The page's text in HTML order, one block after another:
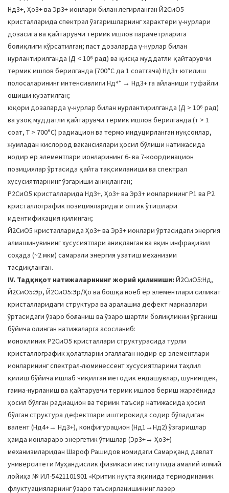
Нд3+, Ҳо3+ ва Эр3+ ионлари билан легирланган Й2СиО5
кристалларида спектрал ўзгаришларнинг характери γ-нурлари
дозасига ва қайтарувчи термик ишлов параметрларига
боғлиқлиги кўрсатилган; паст дозаларда γ-нурлар билан
нурлантирилганда (Д < 10⁶ рад) ва қисқа муддатли қайтарувчи
термик ишлов берилганда (700°C да 1 соатгача) Нд3+ ютилиш
полосаларининг интенсивлиги Нд⁴⁺ → Нд3+ га айланиши туфайли
ошиши кузатилган;
юқори дозаларда γ-нурлар билан нурлантирилганда (Д > 10⁶ рад)
ва узоқ муддатли қайтарувчи термик ишлов берилганда (т > 1
соат, Т > 700°C) радиацион ва термо индуцирланган нуқсонлар,
жумладан кислород вакансиялари ҳосил бўлиши натижасида
нодир ер элементлари ионларининг 6- ва 7-координацион
позициялар ўртасида қайта тақсимланиши ва спектрал
хусусиятларнинг ўзгариши аниқланган;
Р2СиО5 кристалларида Нд3+, Ҳо3+ ва Эр3+ ионларининг Р1 ва Р2
кристаллографик позицияларидаги оптик ўтишлари
идентификация қилинган;
Й2СиО5 кристалларида Ҳо3+ ва Эр3+ ионлари ўртасидаги энергия
алмашинувининг хусусиятлари аниқланган ва яқин инфрақизил
соҳада (~2 мкм) самарали энергия узатиш механизми
тасдиқланган.
IV. Тадқиқот натижаларининг жорий қилиниши: Й2СиО5:Нд,
Й2СиО5:Эр, Й2СиО5:Эр/Ҳо ва бошқа ноёб ер элементлари силикат
кристалларидаги структура ва аралашма дефект марказлари
ўртасидаги ўзаро боғланиш ва ўзаро шартли боғлиқликни ўрганиш
бўйича олинган натижаларга асосланиб:
моноклиник Р2СиО5 кристаллари структурасида турли
кристаллографик ҳолатларни эгаллаган нодир ер элементлари
ионларининг спектрал-люминессент хусусиятларини таҳлил
қилиш бўйича ишлаб чиқилган методик ёндашувлар, шунингдек,
гамма-нурланиш ва қайтарувчи термик ишлов бериш жараёнида
ҳосил бўлган радиацион ва термик таъсир натижасида ҳосил
бўлган структура дефектлари иштирокида содир бўладиган
валент (Нд4+→ Нд3+), конфигурацион (Нд1→Нд2) ўзгаришлар
ҳамда ионлараро энергетик ўтишлар (Эр3+→ Ҳо3+)
механизмларидан Шароф Рашидов номидаги Самарқанд давлат
университети Муҳандислик физикаси институтида амалий илмий
лойиҳа № ИЛ-5421101901 «Критик нуқта яқинида термодинамик
флуктуацияларнинг ўзаро таъсирланишининг лазер